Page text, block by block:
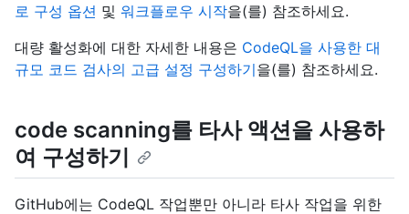
로 구성 옵션 및 워크플로우 시작을(를) 참조하세요.
대량 활성화에 대한 자세한 내용은 CodeQL을 사용한 대
규모 코드 검사의 고급 설정 구성하기을(를) 참조하세요.
code scanning를 타사 액션을 사용하
여 구성하기
GitHub에는 CodeQL 작업뿐만 아니라 타사 작업을 위한